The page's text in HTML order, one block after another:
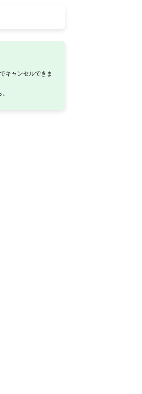
ャンセルできま